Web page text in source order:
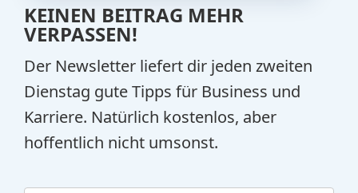
KEINEN BEITRAG MEHR
VERPASSEN!
Der Newsletter liefert dir jeden zweiten
Dienstag gute Tipps für Business und
Karriere. Natürlich kostenlos, aber
hoffentlich nicht umsonst.